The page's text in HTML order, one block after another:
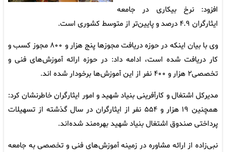
افزود: نرخ بیکاری در جامعه
ایثارگران ۴.۹ درصد و پایین‌تر از متوسط کشوری است.
وی با بیان اینکه در حوزه دریافت مجوزها پنج هزار و ۸۰۰ مجوز کسب و
کار دریافت شده است، ادامه داد: در حوزه ارائه آموزش‌های فنی و
تخصصی۲ هزار و ۴۰۰ نفر از این آموزش‌ها برخودار شده اند.
مدیرکل اشتغال و کارآفرینی بنیاد شهید و امور ایثارگران خاطرنشان کرد:
همچنین ۱۹ هزار و ۵۵۴ نفر از ایثارگران در سال گذشته از تسهیلات
پرداختی صندوق اشتغال بنیاد شهید بهره‌مند شده‌اند.
نبی‌زاده از ارائه مشاوره در زمینه آموزش‌های فنی و تخصصی به جامعه